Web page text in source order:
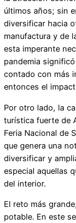
últimos años; sin
diversificar hacia
manufactura y de
esta imperante
pandemia
contado con más
entonces el
Por otro lado, la
turística fuerte de
Feria Nacional de
que genera una
diversificar y
especial aquellas
del interior.
El reto más
potable. En este